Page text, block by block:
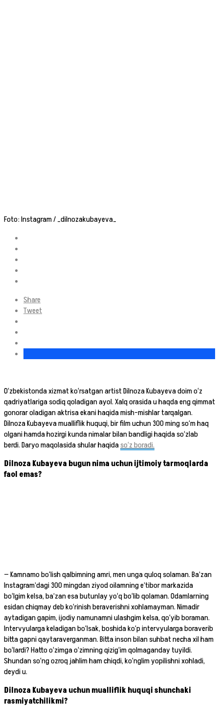
Foto: Instagram / _dilnozakubayeva_
Share
Tweet
O‘zbekistonda xizmat ko‘rsatgan artist Dilnoza Kubayeva doim o‘z
qadriyatlariga sodiq qoladigan ayol. Xalq orasida u haqda eng qimmat
gonorar oladigan aktrisa ekani haqida mish-mishlar tarqalgan.
Dilnoza Kubayeva mualliflik huquqi, bir film uchun 300 ming so‘m haq
olgani hamda hozirgi kunda nimalar bilan bandligi haqida so‘zlab
berdi. Daryo maqolasida shular haqidaso‘z boradi.
Dilnoza Kubayeva bugun nima uchun ijtimoiy tarmoqlarda
faol emas?
— Kamnamo bo‘lish qalbimning amri, men unga quloq solaman. Ba’zan
Instagram’dagi 300 mingdan ziyod oilamning e’tibor markazida
bo‘lgim kelsa, ba’zan esa butunlay yo‘q bo‘lib qolaman. Odamlarning
esidan chiqmay deb ko‘rinish beraverishni xohlamayman. Nimadir
aytadigan gapim, ijodiy namunamni ulashgim kelsa, qo‘yib boraman.
Intervyularga keladigan bo‘lsak, boshida ko‘p intervyularga boraverib
bitta gapni qaytaraverganman. Bitta inson bilan suhbat necha xil ham
bo‘lardi? Hatto o‘zimga o‘zimning qizig‘im qolmaganday tuyildi.
Shundan so‘ng ozroq jahlim ham chiqdi, ko‘nglim yopilishni xohladi,
deydi u.
Dilnoza Kubayeva uchun mualliflik huquqi shunchaki
rasmiyatchilikmi?